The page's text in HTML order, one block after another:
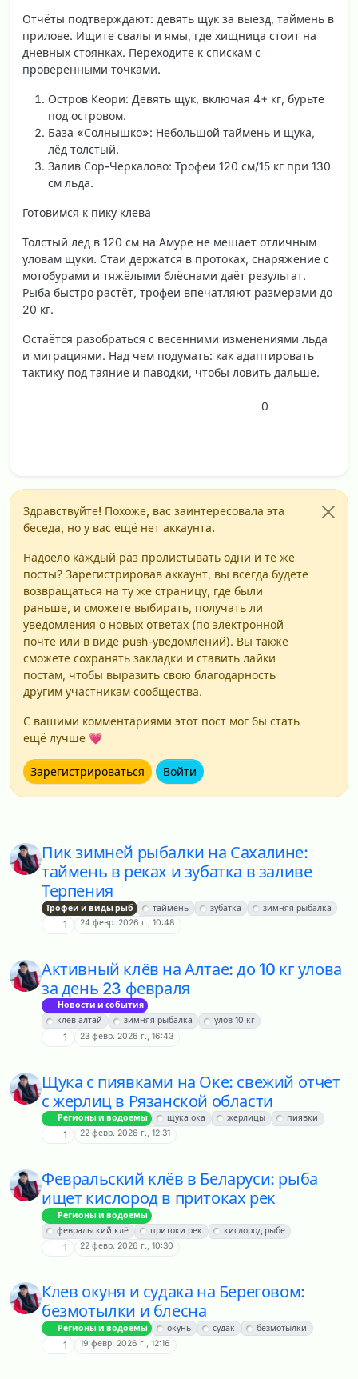
Отчёты подтверждают: девять щук за выезд, таймень в
прилове. Ищите свалы и ямы, где хищница стоит на
дневных стоянках. Переходите к спискам с
проверенными точками.
Остров Кеори: Девять щук, включая 4+ кг, бурьте
под островом.
База «Солнышко»: Небольшой таймень и щука,
лёд толстый.
Залив Сор-Черкалово: Трофеи 120 см/15 кг при 130
см льда.
Готовимся к пику клева
Толстый лёд в 120 см на Амуре не мешает отличным
уловам щуки. Стаи держатся в протоках, снаряжение с
мотобурами и тяжёлыми блёснами даёт результат.
Рыба быстро растёт, трофеи впечатляют размерами до
20 кг.
Остаётся разобраться с весенними изменениями льда
и миграциями. Над чем подумать: как адаптировать
тактику под таяние и паводки, чтобы ловить дальше.
0
Здравствуйте! Похоже, вас заинтересовала эта
беседа, но у вас ещё нет аккаунта.
Надоело каждый раз пролистывать одни и те же
посты? Зарегистрировав аккаунт, вы всегда будете
возвращаться на ту же страницу, где были
раньше, и сможете выбирать, получать ли
уведомления о новых ответах (по электронной
почте или в виде push-уведомлений). Вы также
сможете сохранять закладки и ставить лайки
постам, чтобы выразить свою благодарность
другим участникам сообщества.
С вашими комментариями этот пост мог бы стать
ещё лучше 💗
Зарегистрироваться Войти
Пик зимней рыбалки на Сахалине:
таймень в реках и зубатка в заливе
Терпения
Трофеи и виды рыб таймень зубатка зимняя рыбалка
1 24 февр. 2026 г., 10:48
Активный клёв на Алтае: до 10 кг улова
за день 23 февраля
Новости и события
клёв алтай
зимняя рыбалка улов 10 кг
1 23 февр. 2026 г., 16:43
Щука с пиявками на Оке: свежий отчёт
с жерлиц в Рязанской области
Регионы и водоемы щука ока жерлицы пиявки
1 22 февр. 2026 г., 12:31
Февральский клёв в Беларуси: рыба
ищет кислород в притоках рек
Регионы и водоемы
февральский клё
притоки рек кислород рыбе
1 22 февр. 2026 г., 10:30
Клев окуня и судака на Береговом:
безмотылки и блесна
Регионы и водоемы окунь судак безмотылки
1 19 февр. 2026 г., 12:16